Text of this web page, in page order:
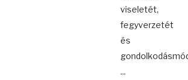
viseletét,
fegyverzetét
és
...